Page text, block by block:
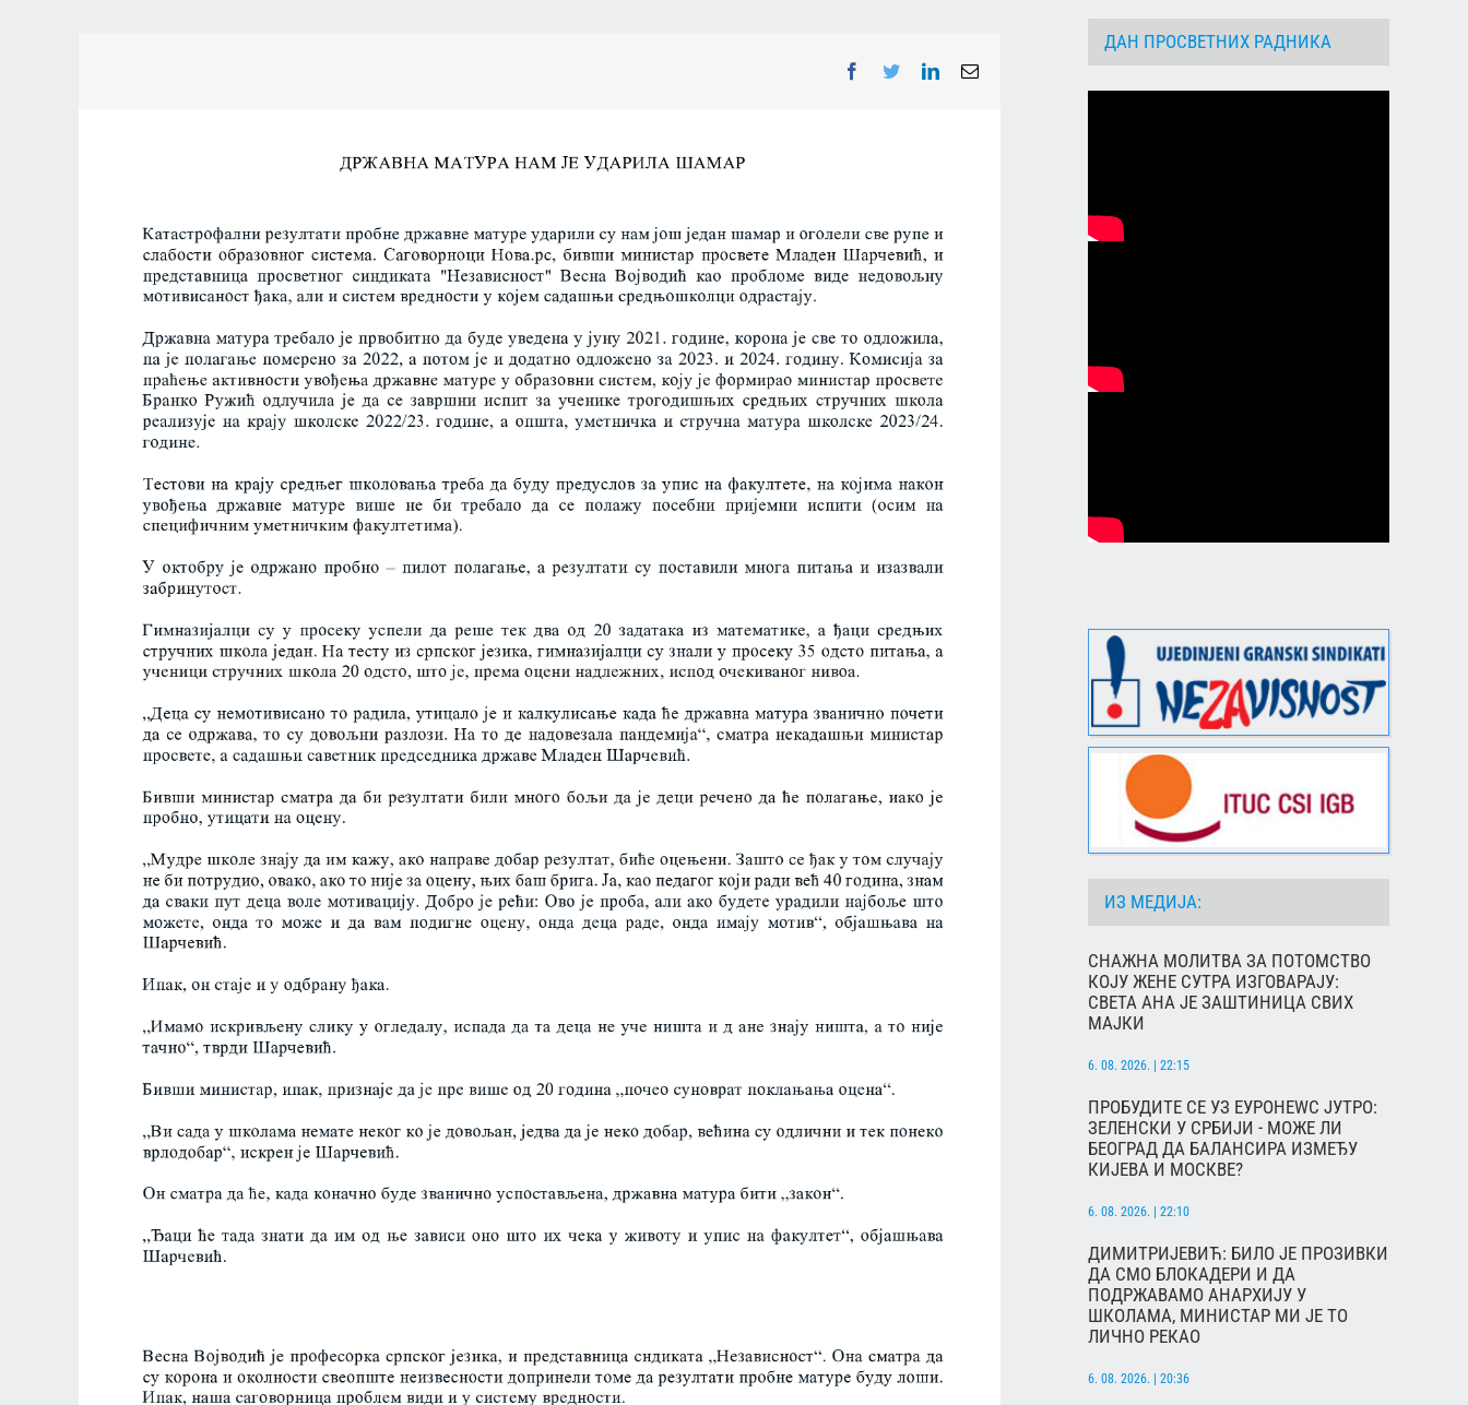
Facebook
TwitterLinkedInEmail
ДАН ПРОСВЕТНИХ РАДНИКА
ИЗ МЕДИЈА:
СНАЖНА МОЛИТВА ЗА ПОТОМСТВО
КОЈУ ЖЕНЕ СУТРА ИЗГОВАРАЈУ:
СВЕТА АНА ЈЕ ЗАШТИНИЦА СВИХ
МАЈКИ
6. 08. 2026. | 22:15
ПРОБУДИТЕ СЕ УЗ ЕУРОНЕWС ЈУТРО:
ЗЕЛЕНСКИ У СРБИЈИ - МОЖЕ ЛИ
БЕОГРАД ДА БАЛАНСИРА ИЗМЕЂУ
КИЈЕВА И МОСКВЕ?
6. 08. 2026. | 22:10
ДИМИТРИЈЕВИЋ: БИЛО ЈЕ ПРОЗИВКИ
ДА СМО БЛОКАДЕРИ И ДА
ПОДРЖАВАМО АНАРХИЈУ У
ШКОЛАМА, МИНИСТАР МИ ЈЕ ТО
ЛИЧНО РЕКАО
6. 08. 2026. | 20:36